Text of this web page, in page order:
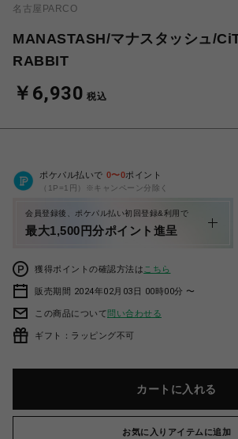
名古屋PARCO
MANASTASH/マナスタッシュ/
RABBIT
￥6,930 税込
ポケパル払いで 0〜0ポイント
（1P=1円）※キャンペーン分除く
会員登録後、ポケパル払い初回登録&利用で
最大1,500円分ポイント進呈
獲得ポイントの確認方法は こちら
販売期間 2024年02月03日 00時00分 〜
この商品について問い合わせる
ギフト：ラッピング不可
カートに入れる
お気に入りアイテムに追加